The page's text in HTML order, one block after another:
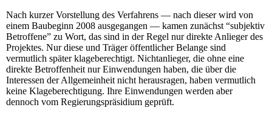
Nach kurzer Vorstellung des Verfahrens — nach dieser wird von
einem Baubeginn 2008 ausgegangen — kamen zunächst “subjektiv
Betroffene” zu Wort, das sind in der Regel nur direkte Anlieger des
Projektes. Nur diese und Träger öffentlicher Belange sind
vermutlich später klageberechtigt. Nichtanlieger, die ohne eine
direkte Betroffenheit nur Einwendungen haben, die über die
Interessen der Allgemeinheit nicht herausragen, haben vermutlich
keine Klageberechtigung. Ihre Einwendungen werden aber
dennoch vom Regierungspräsidium geprüft.